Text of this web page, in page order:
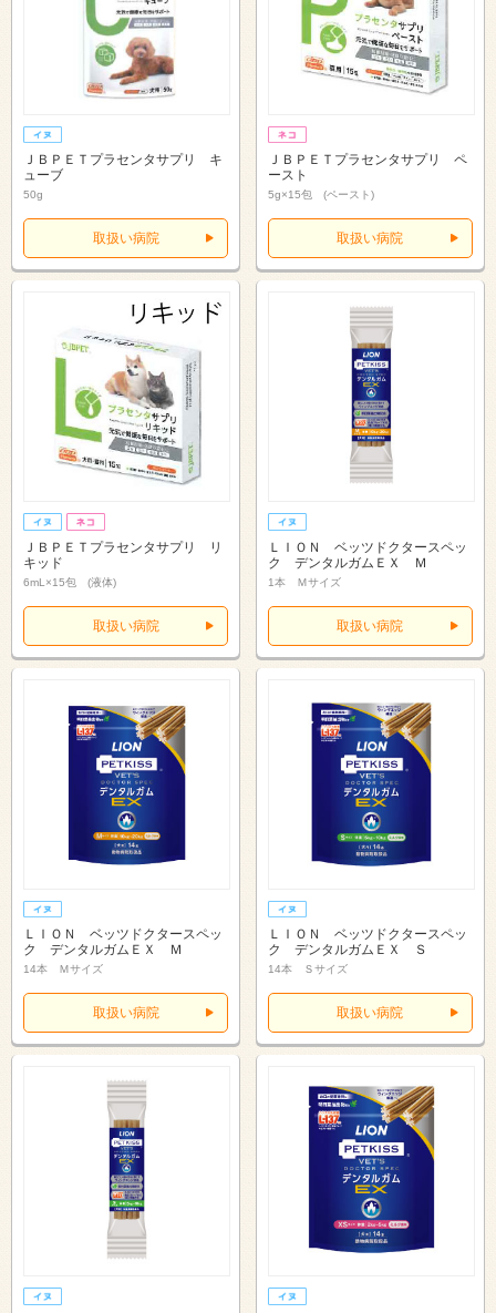
ＪＢＰＥＴプラセンタサプリ キ
ューブ
50g
取扱い病院
ＪＢＰＥＴプラセンタサプリ ペ
ースト
5g×15包 (ペースト)
取扱い病院
ＪＢＰＥＴプラセンタサプリ リ
キッド
6mL×15包 (液体)
取扱い病院
ＬＩＯＮ ベッツドクタースペッ
ク デンタルガムＥＸ Ｍ
1本 Ｍサイズ
取扱い病院
ＬＩＯＮ ベッツドクタースペッ
ク デンタルガムＥＸ Ｍ
14本 Ｍサイズ
取扱い病院
ＬＩＯＮ ベッツドクタースペッ
ク デンタルガムＥＸ Ｓ
14本 Ｓサイズ
取扱い病院